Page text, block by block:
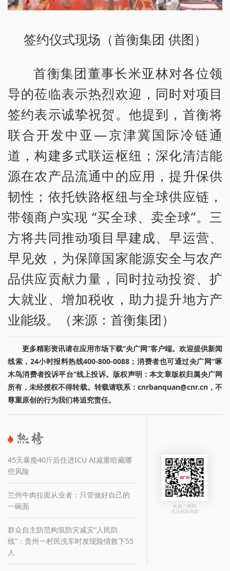
签约仪式现场（首衡集团 供图）
首衡集团董事长米亚林对各位领
导的莅临表示热烈欢迎，同时对项目
签约表示诚挚祝贺。他提到，首衡将
联合开发中亚—京津冀国际冷链通
道，构建多式联运枢纽；深化清洁能
源在农产品流通中的应用，提升保供
韧性；依托铁路枢纽与全球供应链，
带领商户实现 “买全球、卖全球”。三
方将共同推动项目早建成、早运营、
早见效，为保障国家能源安全与农产
品供应贡献力量，同时拉动投资、扩
大就业、增加税收，助力提升地方产
业能级。（来源：首衡集团）
更多精彩资讯请在应用市场下载“央广网”客户端。欢迎提供新闻
线索，24小时报料热线400-800-0088；消费者也可通过央广网“啄
木鸟消费者投诉平台”线上投诉。版权声明：本文章版权归属央广网
所有，未经授权不得转载。转载请联系：cnrbanquan@cnr.cn，不
尊重原创的行为我们将追究责任。
45天暴瘦40斤后住进ICU AI减重暗藏哪
些风险
兰州牛肉拉面从业者：只管做好自己的
一碗面
群众自主防范构筑防灾减灾“人民防
线”：贵州一村民洗车时发现险情救下55
人
长按二维码
关注精彩内容